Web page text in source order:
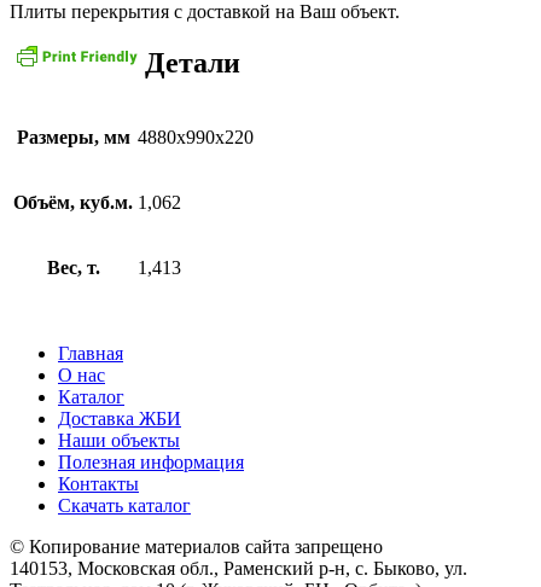
Плиты перекрытия с доставкой на Ваш объект.
Детали
Размеры, мм 4880х990х220
Объём, куб.м. 1,062
Вес, т. 1,413
Главная
О нас
Каталог
Доставка ЖБИ
Наши объекты
Полезная информация
Контакты
Скачать каталог
© Копирование материалов сайта запрещено
140153, Московская обл., Раменский р-н, с. Быково, ул.